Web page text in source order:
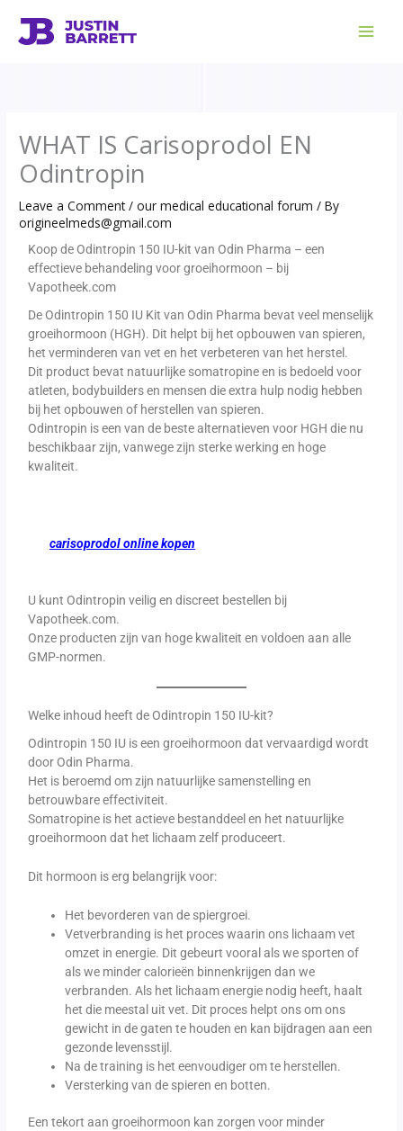
content
WHAT IS Carisoprodol EN
Odintropin
Leave a Comment /our medical educational forum / By
origineelmeds@gmail.com
Koop de Odintropin 150 IU-kit van Odin Pharma – een
effectieve behandeling voor groeihormoon – bij
Vapotheek.com
De Odintropin 150 IU Kit van Odin Pharma bevat veel menselijk
groeihormoon (HGH). Dit helpt bij het opbouwen van spieren,
het verminderen van vet en het verbeteren van het herstel.
Dit product bevat natuurlijke somatropine en is bedoeld voor
atleten, bodybuilders en mensen die extra hulp nodig hebben
bij het opbouwen of herstellen van spieren.
Odintropin is een van de beste alternatieven voor HGH die nu
beschikbaar zijn, vanwege zijn sterke werking en hoge
kwaliteit.
carisoprodol online kopen
U kunt Odintropin veilig en discreet bestellen bij
Vapotheek.com.
Onze producten zijn van hoge kwaliteit en voldoen aan alle
GMP-normen.
Welke inhoud heeft de Odintropin 150 IU-kit?
Odintropin 150 IU is een groeihormoon dat vervaardigd wordt
door Odin Pharma.
Het is beroemd om zijn natuurlijke samenstelling en
betrouwbare effectiviteit.
Somatropine is het actieve bestanddeel en het natuurlijke
groeihormoon dat het lichaam zelf produceert.
Dit hormoon is erg belangrijk voor:
Het bevorderen van de spiergroei.
Vetverbranding is het proces waarin ons lichaam vet
omzet in energie. Dit gebeurt vooral als we sporten of
als we minder calorieën binnenkrijgen dan we
verbranden. Als het lichaam energie nodig heeft, haalt
het die meestal uit vet. Dit proces helpt ons om ons
gewicht in de gaten te houden en kan bijdragen aan een
gezonde levensstijl.
Na de training is het eenvoudiger om te herstellen.
Versterking van de spieren en botten.
Een tekort aan groeihormoon kan zorgen voor minder